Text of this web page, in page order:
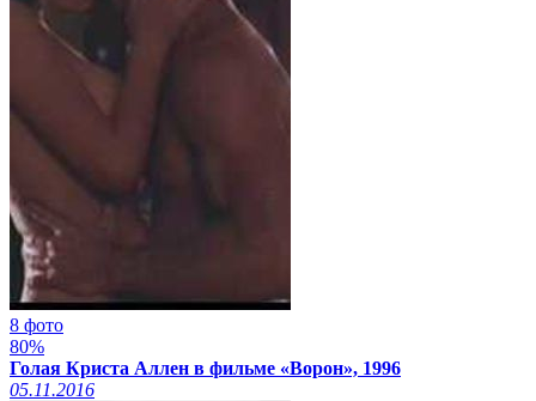
8 фото
80%
Голая Криста Аллен в фильме «Ворон», 1996
05.11.2016